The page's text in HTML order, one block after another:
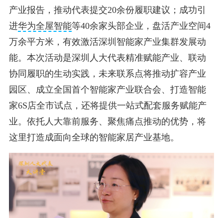
产业报告，推动代表提交20余份履职建议；成功引
进华为全屋智能等40余家头部企业，盘活产业空间4
万余平方米，有效激活深圳智能家产业集群发展动
能。本次活动是深圳人大代表精准赋能产业、联动
协同履职的生动实践，未来联系点将推动扩容产业
园区、成立全国首个智能家产业联合会、打造智能
家6S店全市试点，还将提供一站式配套服务赋能产
业。依托人大靠前服务、聚焦痛点推动的优势，将
这里打造成面向全球的智能家居产业基地。